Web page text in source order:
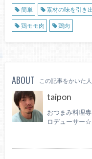
簡単 素材の味を引き
鶏モモ肉 鶏肉
ABOUT この記事をかいた人
taipon
おつまみ料理
ロデューサー